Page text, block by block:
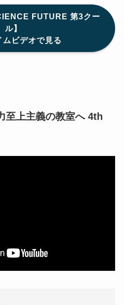
FUTURE 第3クー
ル】
ビデオで見る
至上主義の教室へ 4th